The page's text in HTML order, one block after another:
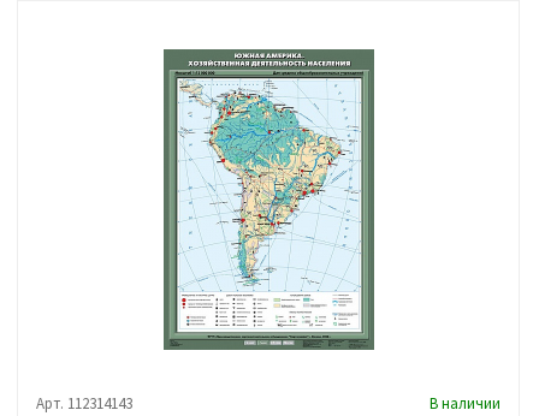
Арт. 112314143 В наличии